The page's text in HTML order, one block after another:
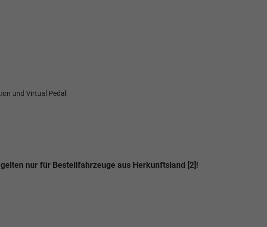
und Virtual Pedal
nur für Bestellfahrzeuge aus Herkunftsland [2]!